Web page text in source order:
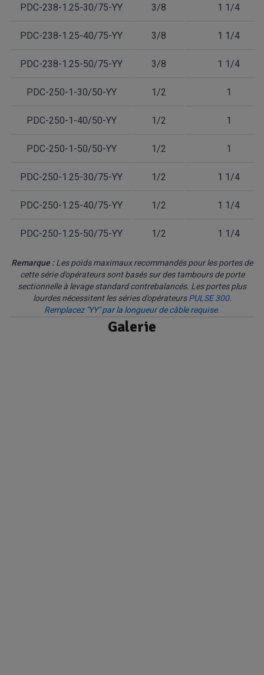
PDC-238-1.25-30/75-YY
3/8
1 1/4
PDC-238-1.25-40/75-YY
3/8
1 1/4
PDC-238-1.25-50/75-YY
3/8
1 1/4
PDC-250-1-30/50-YY
1/2
1
PDC-250-1-40/50-YY
1/2
1
PDC-250-1-50/50-YY
1/2
1
PDC-250-1.25-30/75-YY
1/2
1 1/4
PDC-250-1.25-40/75-YY
1/2
1 1/4
PDC-250-1.25-50/75-YY
1/2 1 1/4
Remarque :Les poids maximaux recommandés pour les portes de
cette série d'opérateurs sont basés sur des tambours de porte
sectionnelle à levage standard contrebalancés. Les portes plus
lourdes nécessitent les séries d'opérateursPULSE 300.
Remplacez "YY" par la longueur de câble requise.
Galerie